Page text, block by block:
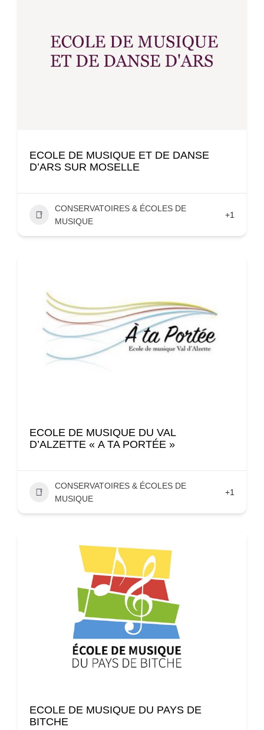
ECOLE DE MUSIQUE ET DE DANSE
D’ARS SUR MOSELLE
CONSERVATOIRES & ÉCOLES DE
MUSIQUE
+1
ECOLE DE MUSIQUE DU VAL
D’ALZETTE « A TA PORTÉE »
CONSERVATOIRES & ÉCOLES DE
MUSIQUE
+1
ECOLE DE MUSIQUE DU PAYS DE
BITCHE